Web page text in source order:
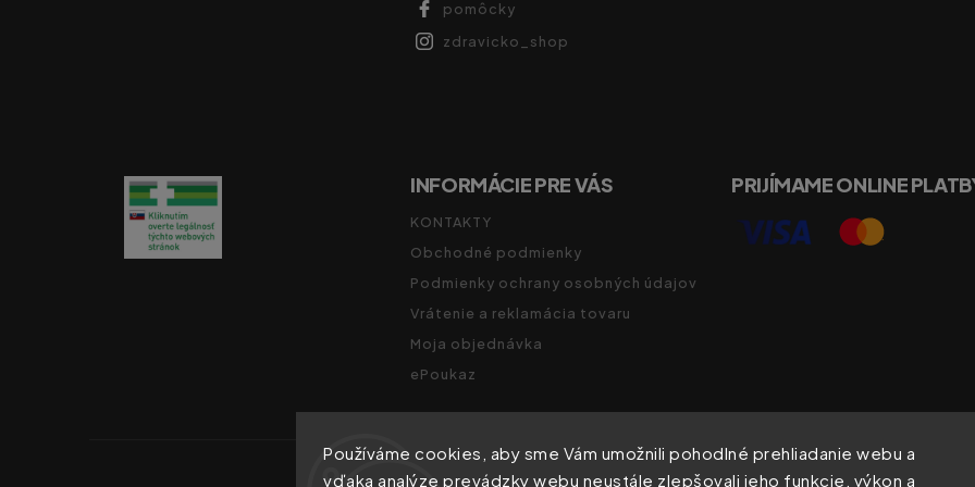
Používáme cookies, aby sme Vám umožnili pohodlné prehliadanie webu a
vďaka analýze prevádzky webu neustále zlepšovali jeho funkcie, výkon a
pomôcky
zdravicko_shop
INFORMÁCIE PRE VÁS
KONTAKTY
Obchodné podmienky
Podmienky ochrany osobných údajov
Vrátenie a reklamácia tovaru
Moja objednávka
ePoukaz
PRIJÍMAME ONLINE